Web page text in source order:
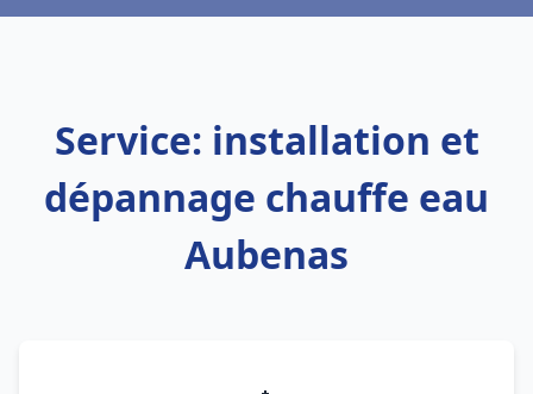
Service: installation et
dépannage chauffe eau
Aubenas